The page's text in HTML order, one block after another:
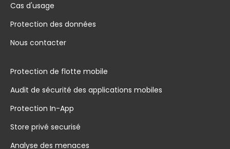
Cas d'usage
Protection des données
Nous contacter
Protection de flotte mobile
Audit de sécurité des applications mobiles
Protection In-App
Store privé securisé
Analyse des menaces